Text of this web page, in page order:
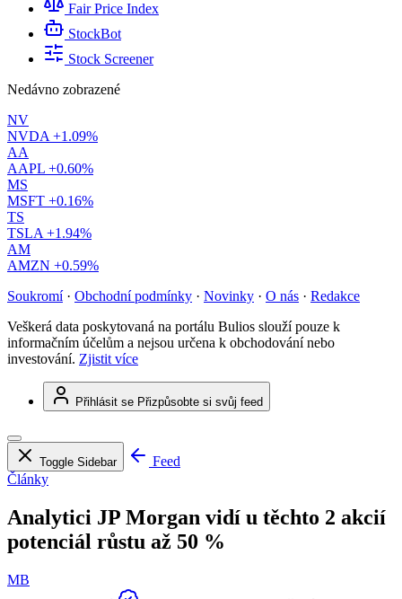
Fair Price Index
StockBot
Stock Screener
Nedávno zobrazené
NV
NVDA +1.09%
AA
AAPL +0.60%
MS
MSFT +0.16%
TS
TSLA +1.94%
AM
AMZN +0.59%
Soukromí · Obchodní podmínky · Novinky · O nás · Redakce
Veškerá data poskytovaná na portálu Bulios slouží pouze k
informačním účelům a nejsou určena k obchodování nebo
investování. Zjistit více
Přihlásit se Přizpůsobte si svůj feed
Toggle Sidebar
Feed
Články
Analytici JP Morgan vidí u těchto 2 akcií
potenciál růstu až 50 %
MB